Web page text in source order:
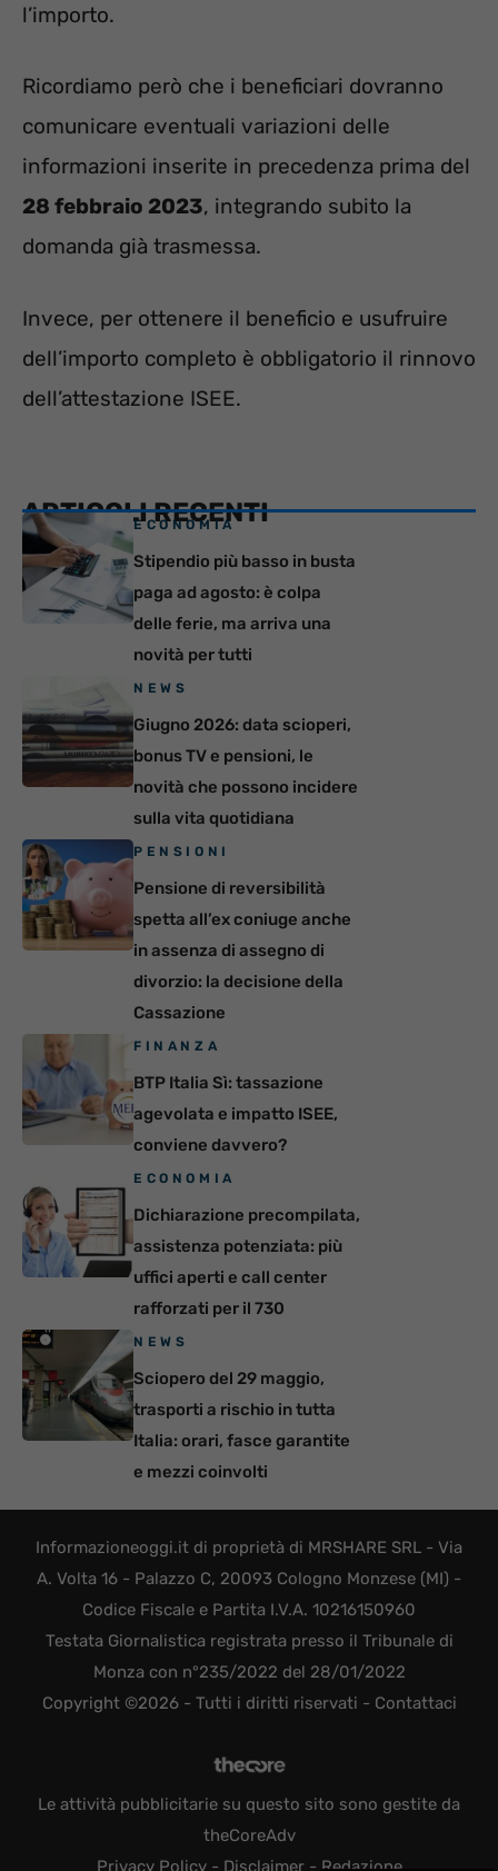
l’importo.
Ricordiamo però che i beneficiari dovranno
comunicare eventuali variazioni delle
informazioni inserite in precedenza prima del
28 febbraio 2023, integrando subito la
domanda già trasmessa.
Invece, per ottenere il beneficio e usufruire
dell’importo completo è obbligatorio il rinnovo
dell’attestazione ISEE.
ARTICOLI RECENTI
ECONOMIA
Stipendio più basso in busta
paga ad agosto: è colpa
delle ferie, ma arriva una
novità per tutti
NEWS
Giugno 2026: data scioperi,
bonus TV e pensioni, le
novità che possono incidere
sulla vita quotidiana
PENSIONI
Pensione di reversibilità
spetta all’ex coniuge anche
in assenza di assegno di
divorzio: la decisione della
Cassazione
FINANZA
BTP Italia Sì: tassazione
agevolata e impatto ISEE,
conviene davvero?
ECONOMIA
Dichiarazione precompilata,
assistenza potenziata: più
uffici aperti e call center
rafforzati per il 730
NEWS
Sciopero del 29 maggio,
trasporti a rischio in tutta
Italia: orari, fasce garantite
e mezzi coinvolti
Informazioneoggi.it di proprietà di MRSHARE SRL - Via
A. Volta 16 - Palazzo C, 20093 Cologno Monzese (MI) -
Codice Fiscale e Partita I.V.A. 10216150960
Testata Giornalistica registrata presso il Tribunale di
Monza con n°235/2022 del 28/01/2022
Copyright ©2026 - Tutti i diritti riservati - Contattaci
Le attività pubblicitarie su questo sito sono gestite da
theCoreAdv
Privacy Policy- Disclaimer- Redazione